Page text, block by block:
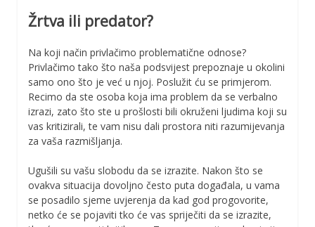
Žrtva ili predator?
Na koji način privlačimo problematične odnose?
Privlačimo tako što naša podsvijest prepoznaje u okolini
samo ono što je već u njoj. Poslužit ću se primjerom.
Recimo da ste osoba koja ima problem da se verbalno
izrazi, zato što ste u prošlosti bili okruženi ljudima koji su
vas kritizirali, te vam nisu dali prostora niti razumijevanja
za vaša razmišljanja.
Ugušili su vašu slobodu da se izrazite. Nakon što se
ovakva situacija dovoljno često puta događala, u vama
se posadilo sjeme uvjerenja da kad god progovorite,
netko će se pojaviti tko će vas spriječiti da se izrazite,